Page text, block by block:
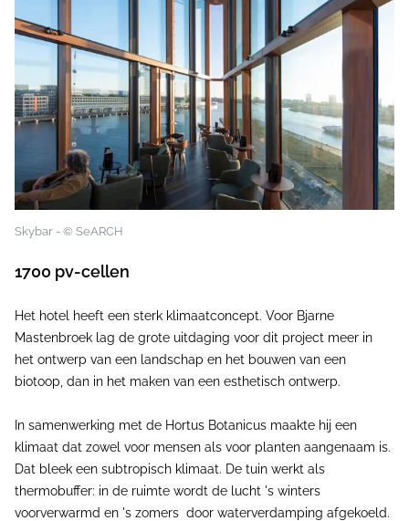
Skybar - © SeARCH
1700 pv-cellen
Het hotel heeft een sterk klimaatconcept. Voor Bjarne
Mastenbroek lag de grote uitdaging voor dit project meer in
het ontwerp van een landschap en het bouwen van een
biotoop, dan in het maken van een esthetisch ontwerp.
In samenwerking met de Hortus Botanicus maakte hij een
klimaat dat zowel voor mensen als voor planten aangenaam is.
Dat bleek een subtropisch klimaat. De tuin werkt als
thermobuffer: in de ruimte wordt de lucht 's winters
voorverwarmd en 's zomers door waterverdamping afgekoeld.